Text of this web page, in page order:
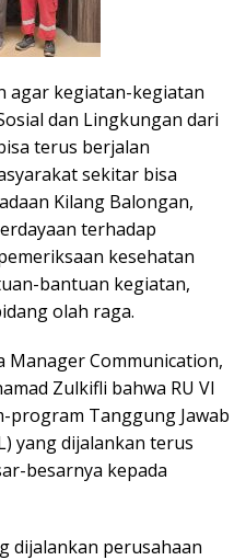
agar kegiatan-kegiatan
dan Lingkungan dari
terus berjalan
sekitar bisa
Kilang Balongan,
terhadap
kesehatan
bantuan kegiatan,
olah raga.
Manager Communication,
Zulkifli bahwa RU VI
Tanggung Jawab
yang dijalankan terus
besarnya kepada
dijalankan perusahaan